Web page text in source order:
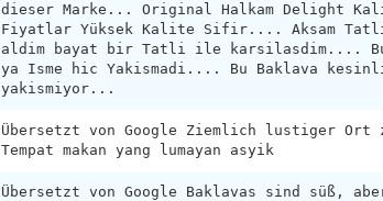
dieser Marke... Original Halkam Delight
Fiyatlar Yüksek Kalite Sifir.... Aksam
aldim bayat bir Tatli ile karsilasdim....
ya Isme hic Yakismadi.... Bu Baklava
yakismiyor...
Übersetzt von Google Ziemlich lustiger Ort
Tempat makan yang lumayan asyik
Übersetzt von Google Baklavas sind süß,